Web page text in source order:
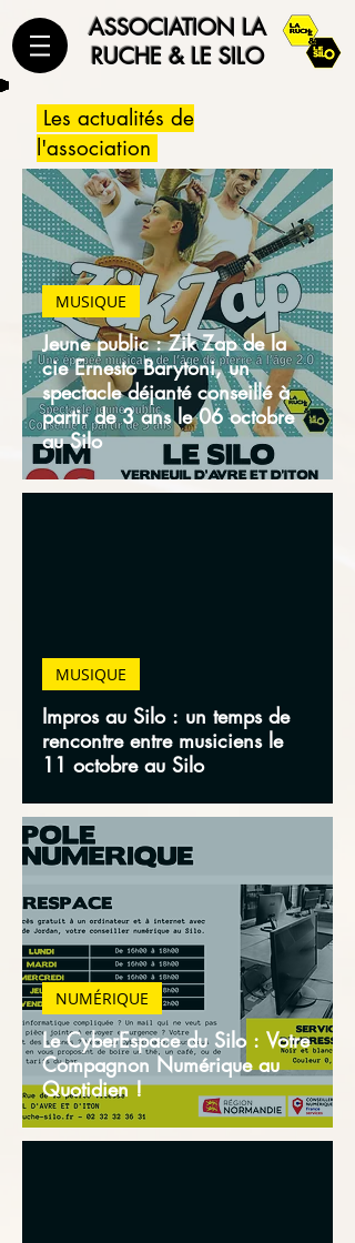
ASSOCIATION LA
RUCHE & LE SILO
Les actualités de
l'association
Jeune public : Zik Zap de la
cie Ernesto Barytoni, un
spectacle déjanté conseillé à
partir de 3 ans le 06 octobre
au Silo
MUSIQUE
Impros au Silo : un temps de
rencontre entre musiciens le
11 octobre au Silo
MUSIQUE
Le CyberEspace du Silo : Votre
Compagnon Numérique au
Quotidien !
NUMÉRIQUE